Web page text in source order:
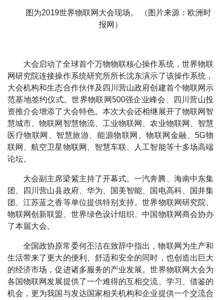
图为2019世界物联网大会现场。 （图片来源：欧洲时
报网）
大会启动了全球首个万物物联核心操作系统，世界物联
网研究院连接操作系统研究所所长沈东演示了该操作系统，
大会机构和生态合作伙伴及四川营山政府创建首个物联网示
范基地签约仪式。世界物联网500强企业峰会、四川营山投
资推介会增添了大会特色。本次大会还相继展开了物联网智
慧城市、物联网智慧物流、工业物联网、农业物联网、智慧
医疗物联网、智慧旅游、能源物联网、物联网金融、5G物
联网、航空卫星物联网、智慧车联、人工智能等十多场高端
论坛。
大会副主席梁紫主持了开幕式。一汽奔腾、海南中东集
团、四川营山县政府、华为、国美智能、国电高科、国井集
团、江苏蓝之香等单位提供特别支持。世界物联网研究院、
物联网创新联盟、世界绿色设计组织、中国物联网商会协办
了本届大会。
全国政协原常委何丕洁在致辞中指出，物联网为生产和
生活带来了更大的便利、舒适和安全的同时，也创造出巨大
的经济市场，促进诸多服务的产业发展。世界物联网大会为
各国物联网发展提供了一个难得的互相交流、学习、借鉴的
机会，更为我国与发达国家相关机构和企业提供一个交流合